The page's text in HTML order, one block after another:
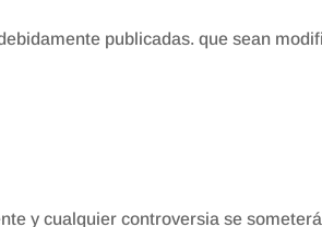
publicadas. que sean
y cualquier controversia se